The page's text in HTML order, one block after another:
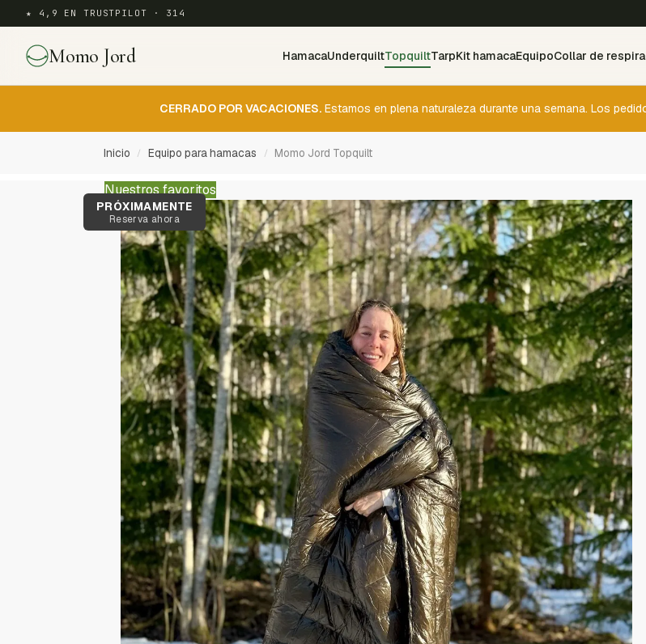
★ 4,9 EN TRUSTPILOT · 314
Momo Jord HamacaUnderquiltTopquiltTarpKit hamacaEquipoCollar de
CERRADO POR VACACIONES.Estamos en plena naturaleza durante una semana. Los
Inicio / Equipo para hamacas / Momo Jord Topquilt
PRÓXIMAMENTE
Reserva ahora
Nuestros favoritos